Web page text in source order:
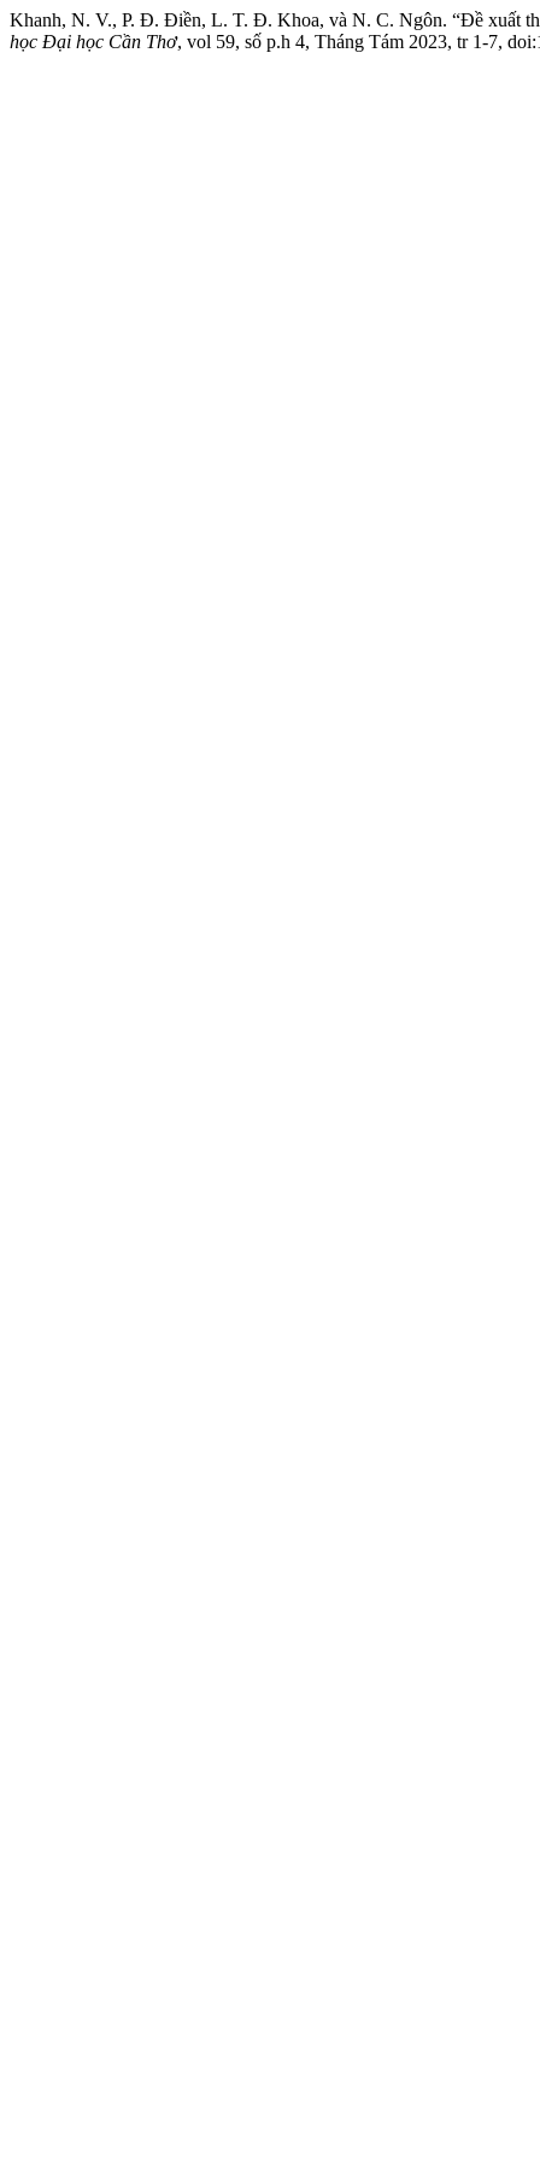
Khanh, N. V., P. Đ. Điền, L. T. Đ. Khoa, và N. C. Ngôn. “Đề xuất
học Đại học Cần Thơ, vol 59, số p.h 4, Tháng Tám 2023, tr 1-7,